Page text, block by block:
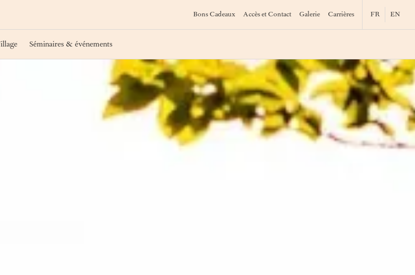
Bons Cadeaux Accès et Contact Galerie Carrières FR EN
Séminaires & événements